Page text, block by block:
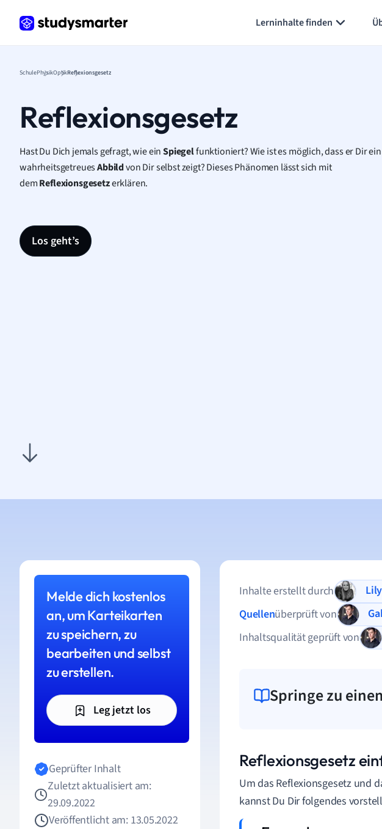
Lerninhalte finden
SchulePhysikOptikReflexionsgesetz
Reflexionsgesetz
Hast Du Dich jemals gefragt, wie einSpiegelfunktioniert? Wie ist es möglich, dasser Dir ein
wahrheitsgetreuesAbbildvon Dir selbst zeigt? Dieses Phänomen lässt sich mit
demReflexionsgesetzerklären.
Los geht’s
Melde dich kostenlos
an, um Karteikarten
zu speichern, zu
bearbeiten und selbst
zu erstellen.
Leg jetzt los
Geprüfter Inhalt
Zuletzt aktualisiert am:
29.09.2022
Veröffentlicht am: 13.05.2022
Inhalte erstellt durch
Quellenüberprüft von
Inhaltsqualität geprüft von
Springe zu
Reflexionsgesetz
Um das Reflexionsgesetz und
kannst Du Dir folgendes